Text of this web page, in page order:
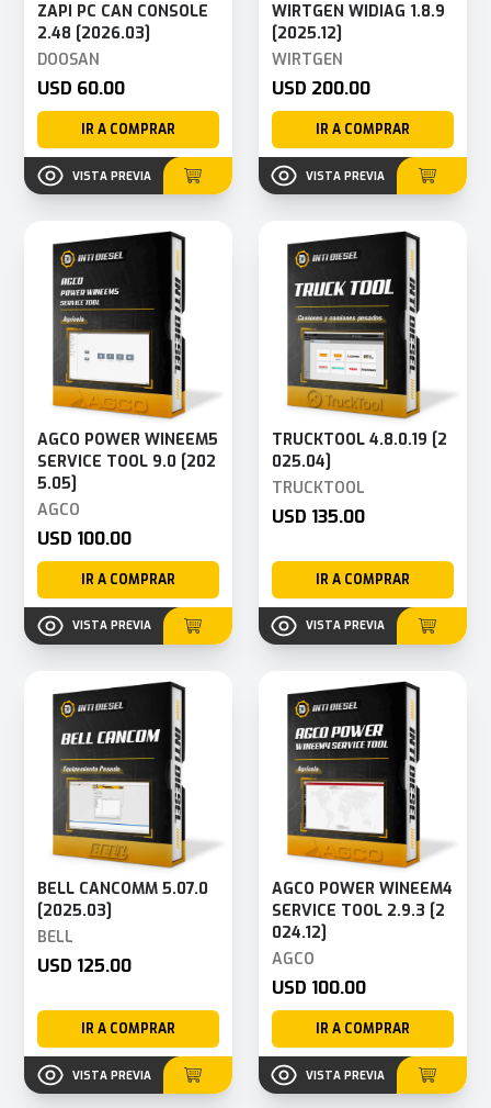
ZAPI PC CAN CONSOLE
2.48 [2026.03]
DOOSAN
USD 60.00
IR A COMPRAR
VISTA PREVIA
WIRTGEN WIDIAG 1.8.9
[2025.12]
WIRTGEN
USD 200.00
IR A COMPRAR
VISTA PREVIA
AGCO POWER WINEEM5
SERVICE TOOL 9.0 [202
5.05]
AGCO
USD 100.00
IR A COMPRAR
VISTA PREVIA
TRUCKTOOL 4.8.0.19 [2
025.04]
TRUCKTOOL
USD 135.00
IR A COMPRAR
VISTA PREVIA
BELL CANCOMM 5.07.0
[2025.03]
BELL
USD 125.00
IR A COMPRAR
VISTA PREVIA
AGCO POWER WINEEM4
SERVICE TOOL 2.9.3 [2
024.12]
AGCO
USD 100.00
IR A COMPRAR
VISTA PREVIA